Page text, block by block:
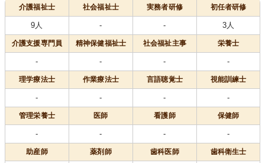
介護福祉士 社会福祉士 実務者研修 初任者研修
9人 - - 3人
介護支援専門員 精神保健福祉士 社会福祉主事 栄養士
- - - -
理学療法士 作業療法士 言語聴覚士 視能訓練士
- - - -
管理栄養士 医師 看護師 保健師
- - - -
助産師 薬剤師 歯科医師 歯科衛生士